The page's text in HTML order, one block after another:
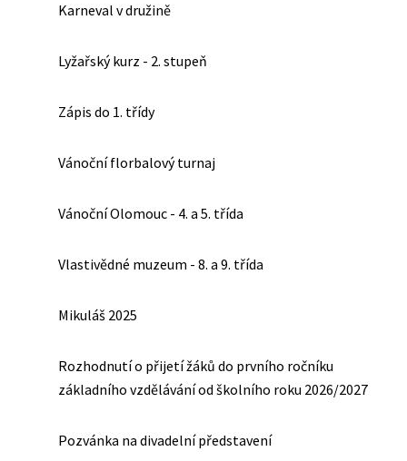
Karneval v družině
Lyžařský kurz - 2. stupeň
Zápis do 1. třídy
Vánoční florbalový turnaj
Vánoční Olomouc - 4. a 5. třída
Vlastivědné muzeum - 8. a 9. třída
Mikuláš 2025
Rozhodnutí o přijetí žáků do prvního ročníku
základního vzdělávání od školního roku 2026/2027
Pozvánka na divadelní představení